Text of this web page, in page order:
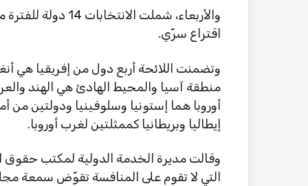
اقتراع سرّي.
وتضمنت اللائحة أربع دول من إفريقيا هي
منطقة آسيا والمحيط الهادئ هي الهند
أوروبا هما إستونيا وسلوفينيا ودولتين من
إيطاليا وبريطانيا كممثلتين لغرب أوروبا.
وقالت مديرة الخدمة الدولية لمكتب حقوق
التي لا تقوم على المنافسة تقوّض سمعة